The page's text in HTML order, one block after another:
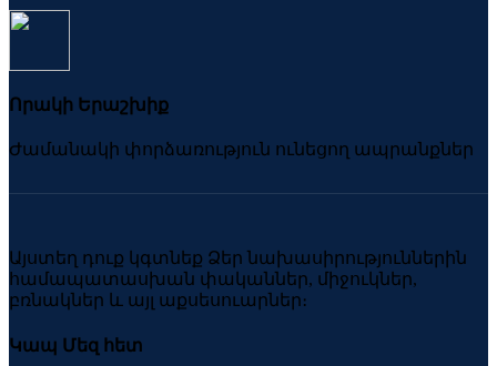
Որակի Երաշխիք
Ժամանակի փորձառություն ունեցող ապրանքներ
Այստեղ դուք կգտնեք Ձեր նախասիրություններին
համապատասխան փականներ, միջուկներ,
բռնակներ և այլ աքսեսուարներ։
Կապ Մեզ հետ